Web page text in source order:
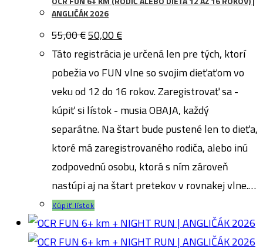
ANGLIČÁK 2026
55,00€Pôvodná
cena
bola:
55,00 €.
50,00€Aktuálna
cena
je:
50,00 €.
Táto registrácia je určená len pre tých, ktorí
pobežia vo FUN vlne so svojim dieťaťom vo
veku od 12 do 16 rokov. Zaregistrovať sa -
kúpiť si lístok - musia OBAJA, každý
separátne. Na štart bude pustené len to dieťa,
ktoré má zaregistrovaného rodiča, alebo inú
zodpovednú osobu, ktorá s ním zároveň
nastúpi aj na štart pretekov v rovnakej vlne.…
Kúpiť lístok